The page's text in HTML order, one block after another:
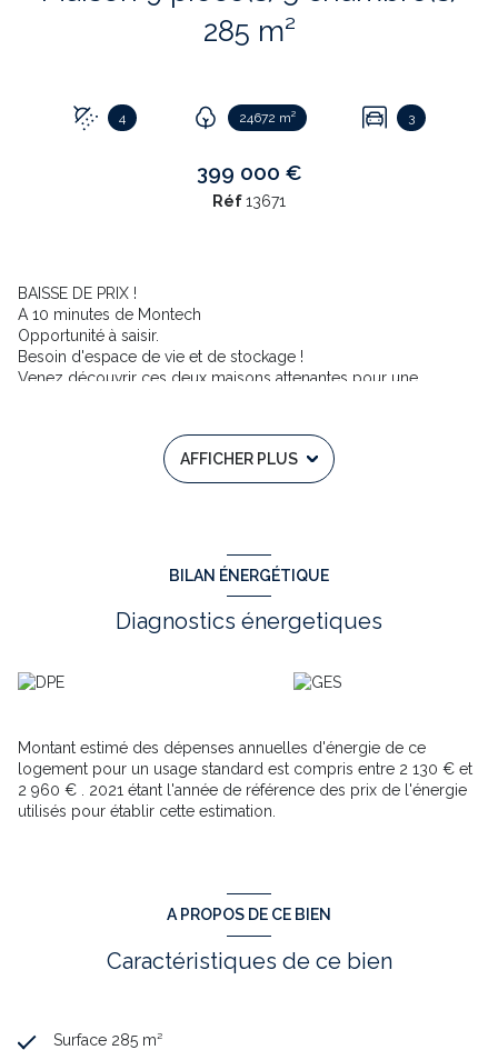
285 m²
4 24672 m² 3
399 000 €
Réf13671
BAISSE DE PRIX !
A 10 minutes de Montech
Opportunité à saisir.
Besoin d'espace de vie et de stockage !
Venez découvrir ces deux maisons attenantes pour une
3 chambres pour une surface de 174 m² et une seconde
attenante avec 2 chambres pour 110 m² habitable.
Les accès peuvent se faire d'un côté et de l'autre de cette
et arboré, vous trouverez un hangar de 300 m² avec fosse
dépendances.
Cette bâtisse se situe à 5 minutes des petits commerces de
de toutes les commodités.
N'ATTENDEZ PLUS, VENEZ VISITER AVEC GREGORY LIMBOSCH
Gregory LIMBOSCH - RSAC N°880 443 429 - MONTAUBAN. Les
honoraires sont à la charge du vendeur.
Les informations sur les risques auxquels ce bien est
exposé sont disponibles sur le site Géorisques :
AFFICHER PLUS
BILAN ÉNERGÉTIQUE
Diagnostics énergetiques
Montant estimé des dépenses annuelles d'énergie de ce
logement pour un usage standard est compris entre 2 130 € et
2 960 € . 2021 étant l'année de référence des prix de l'énergie
utilisés pour établir cette estimation.
A PROPOS DE CE BIEN
Caractéristiques de ce bien
Surface 285 m²